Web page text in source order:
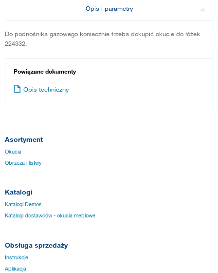
Opis i parametry
Do podnośnika gazowego koniecznie trzeba dokupić okucie do łóżek
224332.
Powiązane dokumenty
Opis techniczny
Asortyment
Okucia
Obrzeża i listwy
Katalogi
Katalogi Demos
Katalogi dostawców - okucia meblowe
Obsługa sprzedaży
Instrukcje
Aplikacja